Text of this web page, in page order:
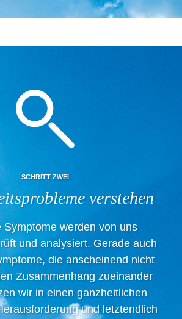
SCHRITT ZWEI
verstehen
Symptome werden von uns
und analysiert. Gerade auch
die anscheinend nicht
Zusammenhang zueinander
wir in einen ganzheitlichen
und letztendlich